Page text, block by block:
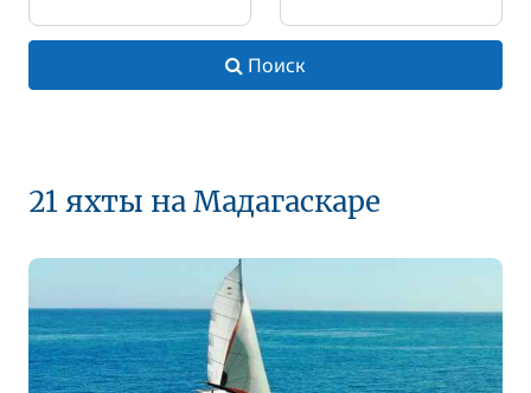
Поиск
21 яхты на Мадагаскаре